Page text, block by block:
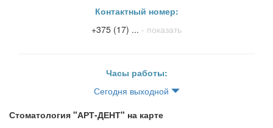
Контактный номер:
+375 (17) ... - показать
Часы работы:
Сегодня выходной
Стоматология "АРТ-ДЕНТ" на карте